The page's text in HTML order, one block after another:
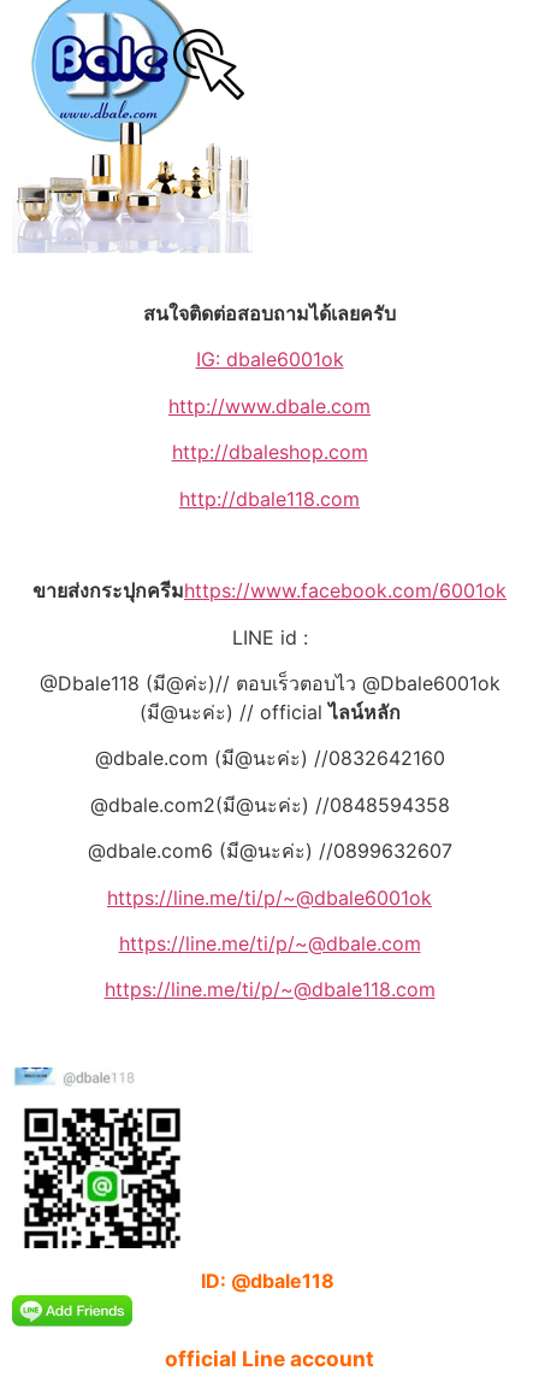
สนใจติดต่อสอบถามได้เลยครับ
IG: dbale6001ok
http://www.dbale.com
http://dbaleshop.com
http://dbale118.com
ขายส่งกระปุกครีมhttps://www.facebook.com/6001ok
LINE id :
@Dbale118 (มี@ค่ะ)// ตอบเร็วตอบไว @Dbale6001ok
(มี@นะค่ะ) // officialไลน์หลัก
@dbale.com (มี@นะค่ะ) //0832642160
@dbale.com2(มี@นะค่ะ) //0848594358
@dbale.com6 (มี@นะค่ะ) //0899632607
https://line.me/ti/p/~@dbale6001ok
https://line.me/ti/p/~@dbale.com
https://line.me/ti/p/~@dbale118.com
ID: @dbale118
official Line account